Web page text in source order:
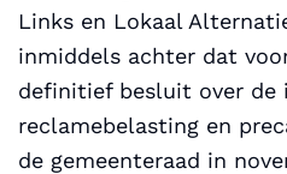
Links en Lokaal
inmiddels achter dat
definitief besluit over de
reclamebelasting en
de gemeenteraad in